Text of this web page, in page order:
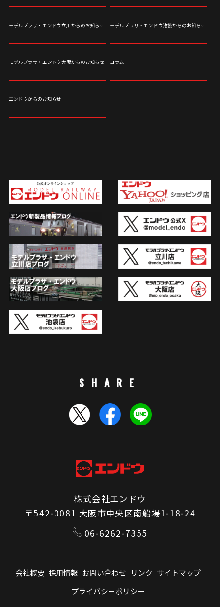
モデルプラザ・エンドウ立川からのお知らせ モデルプラザ・エンドウ池袋からのお知らせ
モデルプラザ・エンドウ大阪からのお知らせ コラム
エンドウからのお知らせ
SHARE
会社概要 採用情報 お問い合わせ リンク サイトマップ
プライバシーポリシー
株式会社エンドウ
〒542-0081 大阪市中央区南船場1-18-24
06-6262-7355